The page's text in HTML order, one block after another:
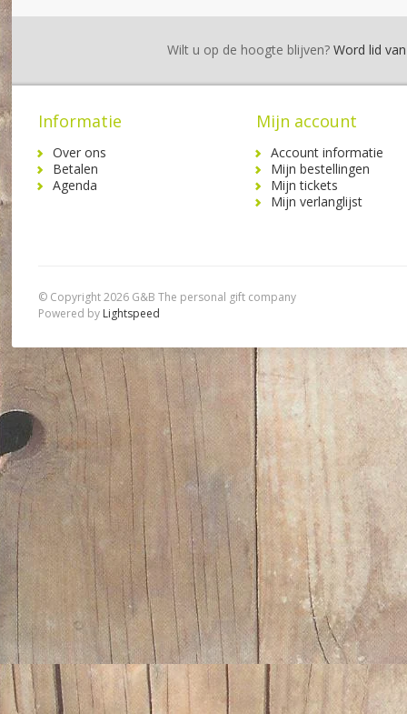
Wilt u op de hoogte blijven?Word lid
Informatie
Over ons
Betalen
Agenda
Mijn account
Account informatie
Mijn bestellingen
Mijn tickets
Mijn verlanglijst
© Copyright 2026 G&B The personal gift company
Powered by Lightspeed